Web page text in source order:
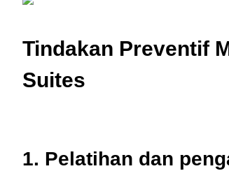
Tindakan Preventif
Suites
1. Pelatihan dan